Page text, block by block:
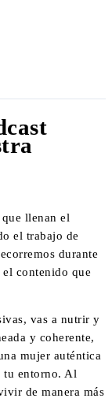
llenan el
el trabajo de
durante
contenido que
vas a nutrir y
y coherente,
mujer auténtica
tu entorno. Al
de manera más